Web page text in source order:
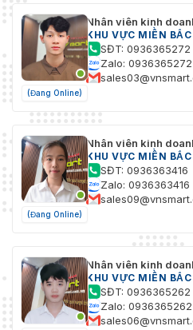
(Đang Online)
Nhân viên kinh
KHU VỰC MIỀN BẮC
SĐT: 0936365272
Zalo: 0936365272
(Đang Online)
Nhân viên kinh
KHU VỰC MIỀN BẮC
SĐT: 0936363416
Zalo: 0936363416
Nhân viên kinh
KHU VỰC MIỀN BẮC
SĐT: 0936365262
Zalo: 0936365262